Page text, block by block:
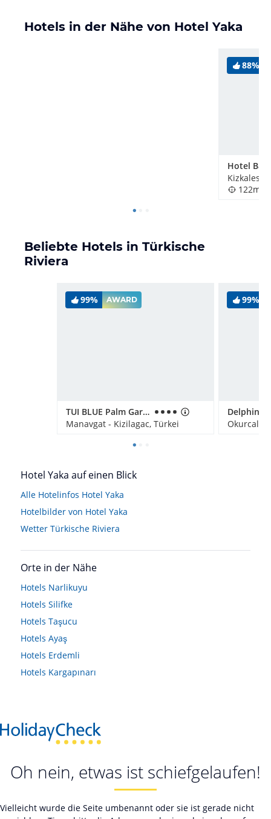
Hotels in der Nähe von Hotel Yaka
88%
Hotel
Kizkalesi,
122m
Beliebte Hotels in Türkische
Riviera
99% AWARD
TUI BLUE Palm Garden
Manavgat - Kizilagac, Türkei
99%
Hotel Yaka auf einen Blick
Alle Hotelinfos Hotel Yaka
Hotelbilder von Hotel Yaka
Wetter Türkische Riviera
Orte in der Nähe
Hotels Narlikuyu
Hotels Silifke
Hotels Taşucu
Hotels Ayaş
Hotels Erdemli
Hotels Kargapınarı
Oh nein, etwas ist schiefgelaufen!
Vielleicht wurde die Seite umbenannt oder sie ist gerade nicht